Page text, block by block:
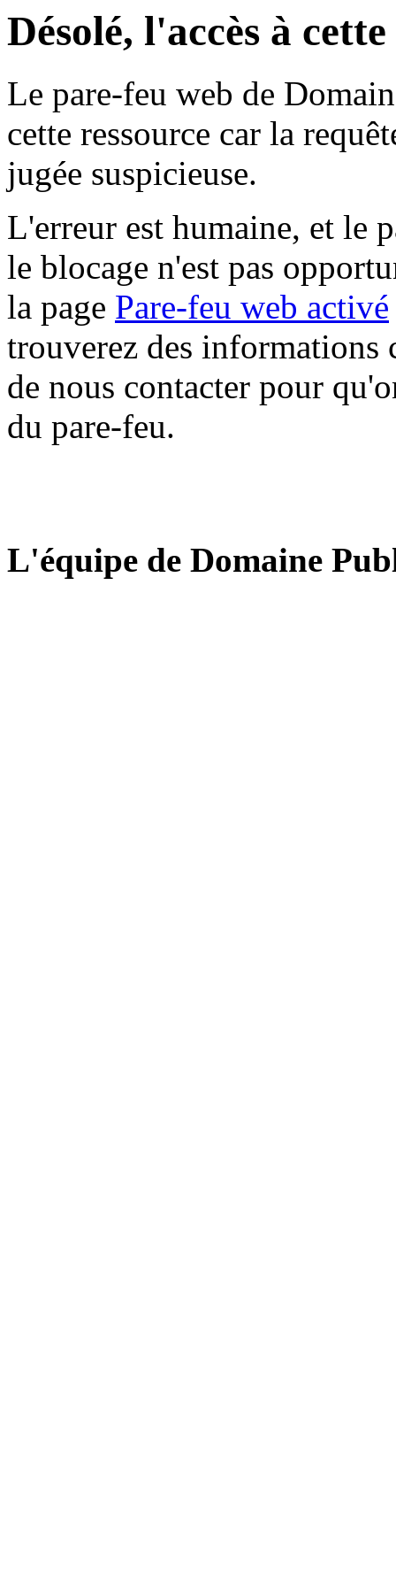
Désolé, l'accès à
Le pare-feu web de
cette ressource car la
jugée suspicieuse.
L'erreur est humaine, et le
le blocage n'est pas
la page Pare-feu web activé
trouverez des informations
de nous contacter pour
du pare-feu.
L'équipe de Domaine